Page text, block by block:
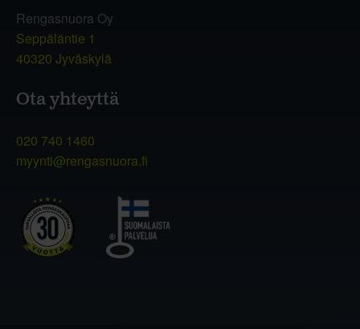
Rengasnuora Oy
Seppäläntie 1
40320 Jyväskylä
Ota yhteyttä
020 740 1460
myynti@rengasnuora.fi